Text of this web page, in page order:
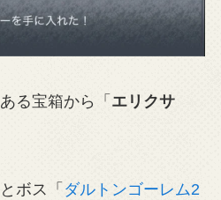
る宝箱から「 エリクサ
ボス「 ダルトンゴーレム2